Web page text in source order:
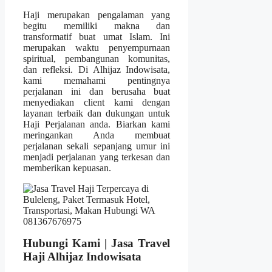
Haji merupakan pengalaman yang
begitu memiliki makna dan
transformatif buat umat Islam. Ini
merupakan waktu penyempurnaan
spiritual, pembangunan komunitas,
dan refleksi. Di Alhijaz Indowisata,
kami memahami pentingnya
perjalanan ini dan berusaha buat
menyediakan client kami dengan
layanan terbaik dan dukungan untuk
Haji Perjalanan anda. Biarkan kami
meringankan Anda membuat
perjalanan sekali sepanjang umur ini
menjadi perjalanan yang terkesan dan
memberikan kepuasan.
Hubungi Kami | Jasa Travel
Haji Alhijaz Indowisata